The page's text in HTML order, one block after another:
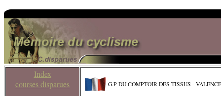
Index
courses disparues
G.P DU COMPTOIR DES TISSUS - VALENCE